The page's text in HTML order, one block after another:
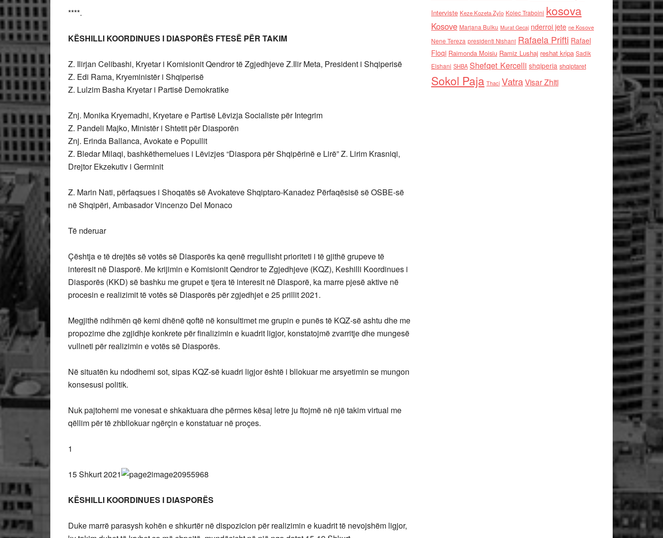
****.
KËSHILLI KOORDINUES I DIASPORËS FTESË PËR TAKIM
Z. Ilirjan Celibashi, Kryetar i Komisionit Qendror të Zgjedhjeve Z.Ilir Meta, President i Shqiperisë
Z. Edi Rama, Kryeministër i Shqiperisë
Z. Lulzim Basha Kryetar i Partisë Demokratike
Znj. Monika Kryemadhi, Kryetare e Partisë Lëvizja Socialiste për Integrim
Z. Pandeli Majko, Ministër i Shtetit për Diasporën
Znj. Erinda Ballanca, Avokate e Popullit
Z. Bledar Milaqi, bashkëthemelues i Lëvizjes “Diaspora për Shqipërinë e Lirë” Z. Lirim Krasniqi,
Drejtor Ekzekutiv i Germinit
Z. Marin Nati, përfaqsues i Shoqatës së Avokateve Shqiptaro-Kanadez Përfaqësisë së OSBE-së
në Shqipëri, Ambasador Vincenzo Del Monaco
Të nderuar
Çështja e të drejtës së votës së Diasporës ka qenë rregullisht prioriteti i të gjithë grupeve të
interesit në Diasporë. Me krijimin e Komisionit Qendror te Zgjedhjeve (KQZ), Keshilli Koordinues i
Diasporës (KKD) së bashku me grupet e tjera të interesit në Diasporë, ka marre pjesë aktive në
procesin e realizimit të votës së Diasporës për zgjedhjet e 25 prillit 2021.
Megjithë ndihmën që kemi dhënë qoftë në konsultimet me grupin e punës të KQZ-së ashtu dhe me
propozime dhe zgjidhje konkrete për finalizimin e kuadrit ligjor, konstatojmë zvarritje dhe mungesë
vullneti për realizimin e votës së Diasporës.
Në situatën ku ndodhemi sot, sipas KQZ-së kuadri ligjor është i bllokuar me arsyetimin se mungon
konsesusi politik.
Nuk pajtohemi me vonesat e shkaktuara dhe përmes kësaj letre ju ftojmë në një takim virtual me
qëllim për të zhbllokuar ngërçin e konstatuar në proçes.
1
15 Shkurt 2021
KËSHILLI KOORDINUES I DIASPORËS
Duke marrë parasysh kohën e shkurtër në dispozicion për realizimin e kuadrit të nevojshëm ligjor,
Interviste Keze Kozeta Zylo Kolec Traboini kosova
Kosove Marjana Bulku Murat Gecaj nderroi jete ne Kosove
Nene Tereza presidenti Nishani Rafaela Prifti Rafael
Floqi Raimonda Moisiu Ramiz Lushaj reshat kripa Sadik
Elshani SHBA Shefqet Kercelli shqiperia shqiptaret
Sokol Paja Thaci VatraVisar Zhiti